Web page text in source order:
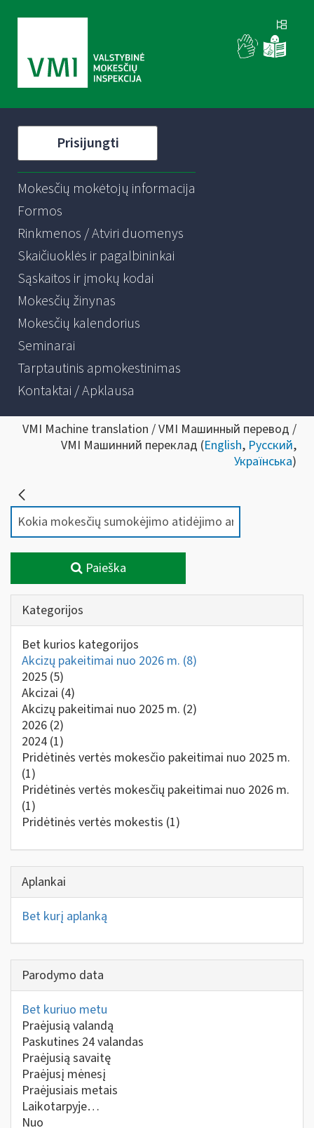
Prisijungti
Mokesčių mokėtojų informacija
Formos
Rinkmenos / Atviri duomenys
Skaičiuoklės ir pagalbininkai
Sąskaitos ir įmokų kodai
Mokesčių žinynas
Mokesčių kalendorius
Seminarai
Tarptautinis apmokestinimas
Kontaktai / Apklausa
VMI Machine translation / VMI Машинный перевод /
VMI Машинний переклад (English, Русский,
Українська)
Paieška
Kategorijos
Bet kurios kategorijos
Akcizų pakeitimai nuo 2026 m. (8)
2025 (5)
Akcizai (4)
Akcizų pakeitimai nuo 2025 m. (2)
2026 (2)
2024 (1)
Pridėtinės vertės mokesčio pakeitimai nuo 2025 m.
(1)
Pridėtinės vertės mokesčių pakeitimai nuo 2026 m.
(1)
Pridėtinės vertės mokestis (1)
Aplankai
Bet kurį aplanką
Parodymo data
Bet kuriuo metu
Praėjusią valandą
Paskutines 24 valandas
Praėjusią savaitę
Praėjusį mėnesį
Praėjusiais metais
Laikotarpyje…
Nuo